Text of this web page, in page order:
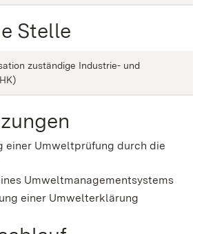
Stelle
zuständige Industrie- und
einer Umweltprüfung durch die
Umweltmanagementsystems
einer Umwelterklärung